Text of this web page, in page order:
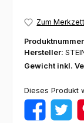
Zum
Hersteller:
Gewicht inkl.
Dieses Produkt